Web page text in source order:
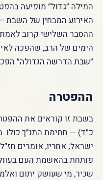
המילה ״גדול״ מופיעה
האירוע המבחין של השבת
ההסבר השלישי קרוב
הימים של הרב, שהפכה
״שבת הדרשה הגדולה״
ההפטרה
בשבת זו קוראים את
כ״ד) — חתימת התנ״ך
ישראל; אחריו, אומרים
פותחת בהאשמת העם
שכיר, מי שעושק יתום